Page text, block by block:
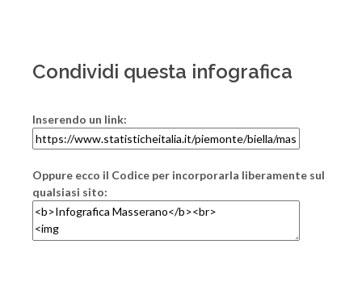
Condividi questa infografica
Inserendo un link:
Oppure ecco il Codice per incorporarla liberamente sul
qualsiasi sito: